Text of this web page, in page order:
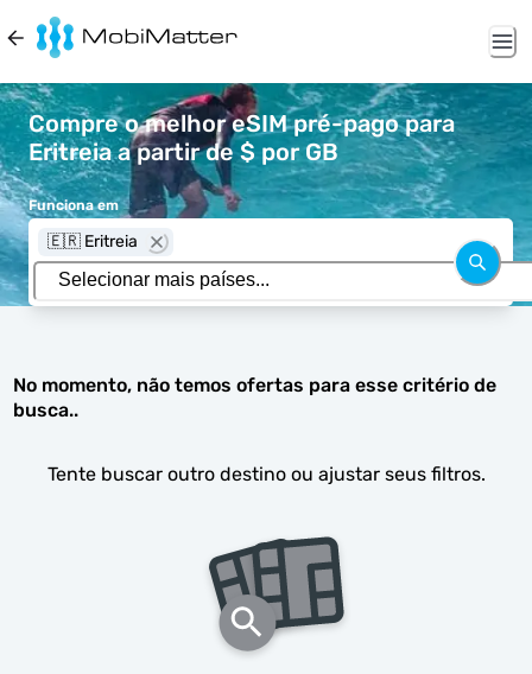
Compre o melhor eSIM pré-pago para
Eritreia a partir de $ por GB
Funciona em
🇪🇷 Eritreia
No momento, não temos ofertas para esse critério de
busca..
Tente buscar outro destino ou ajustar seus filtros.